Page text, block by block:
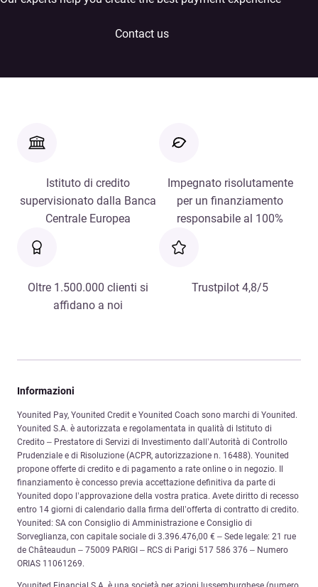
Contact us
Istituto di credito
supervisionato dalla Banca
Centrale Europea
Impegnato risolutamente
per un finanziamento
responsabile al 100%
Oltre 1.500.000 clienti si
affidano a noi
Trustpilot 4,8/5
Informazioni
Younited Pay, Younited Credit e Younited Coach sono marchi di Younited.
Younited S.A. è autorizzata e regolamentata in qualità di Istituto di
Credito – Prestatore di Servizi di Investimento dall’Autorità di Controllo
Prudenziale e di Risoluzione (ACPR, autorizzazione n. 16488). Younited
propone offerte di credito e di pagamento a rate online o in negozio. Il
finanziamento è concesso previa accettazione definitiva da parte di
Younited dopo l’approvazione della vostra pratica. Avete diritto di recesso
entro 14 giorni di calendario dalla firma dell’offerta di contratto di credito.
Younited: SA con Consiglio di Amministrazione e Consiglio di
Sorveglianza, con capitale sociale di 3.396.476,00 € – Sede legale: 21 rue
de Châteaudun – 75009 PARIGI – RCS di Parigi 517 586 376 – Numero
ORIAS 11061269.